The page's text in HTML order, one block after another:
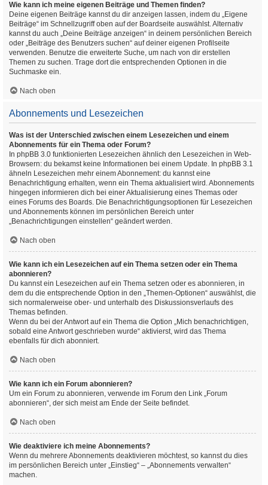
Wie kann ich meine eigenen Beiträge und Themen finden?
Deine eigenen Beiträge kannst du dir anzeigen lassen, indem du „Eigene
Beiträge“ im Schnellzugriff oben auf der Boardseite auswählst. Alternativ
kannst du auch „Deine Beiträge anzeigen“ in deinem persönlichen Bereich
oder „Beiträge des Benutzers suchen“ auf deiner eigenen Profilseite
verwenden. Benutze die erweiterte Suche, um nach von dir erstellen
Themen zu suchen. Trage dort die entsprechenden Optionen in die
Suchmaske ein.
Nach oben
Abonnements und Lesezeichen
Was ist der Unterschied zwischen einem Lesezeichen und einem
Abonnements für ein Thema oder Forum?
In phpBB 3.0 funktionierten Lesezeichen ähnlich den Lesezeichen in Web-
Browsern: du bekamst keine Informationen bei einem Update. In phpBB 3.1
ähneln Lesezeichen mehr einem Abonnement: du kannst eine
Benachrichtigung erhalten, wenn ein Thema aktualisiert wird. Abonnements
hingegen informieren dich bei einer Aktualisierung eines Themas oder
eines Forums des Boards. Die Benachrichtigungsoptionen für Lesezeichen
und Abonnements können im persönlichen Bereich unter
„Benachrichtigungen einstellen“ geändert werden.
Nach oben
Wie kann ich ein Lesezeichen auf ein Thema setzen oder ein Thema
abonnieren?
Du kannst ein Lesezeichen auf ein Thema setzen oder es abonnieren, in
dem du die entsprechende Option in den „Themen-Optionen“ auswählst, die
sich normalerweise ober- und unterhalb des Diskussionsverlaufs des
Themas befinden.
Wenn du bei der Antwort auf ein Thema die Option „Mich benachrichtigen,
sobald eine Antwort geschrieben wurde“ aktivierst, wird das Thema
ebenfalls für dich abonniert.
Nach oben
Wie kann ich ein Forum abonnieren?
Um ein Forum zu abonnieren, verwende im Forum den Link „Forum
abonnieren“, der sich meist am Ende der Seite befindet.
Nach oben
Wie deaktiviere ich meine Abonnements?
Wenn du mehrere Abonnements deaktivieren möchtest, so kannst du dies
im persönlichen Bereich unter „Einstieg“ – „Abonnements verwalten“
machen.